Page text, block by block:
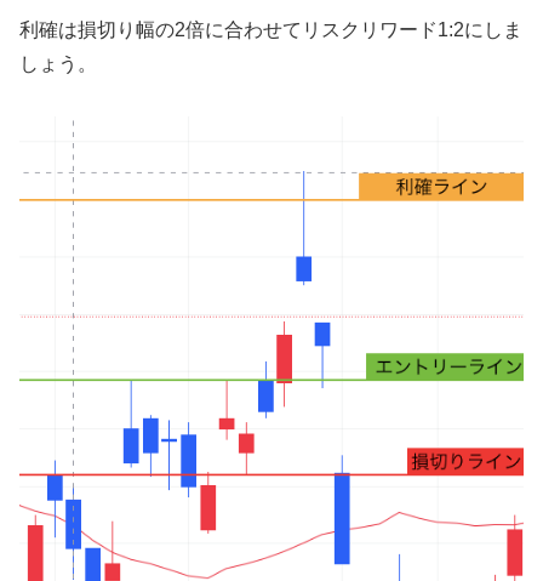
利確は損切り幅の2倍に合わせてリスクリワード1:2にしま
しょう。